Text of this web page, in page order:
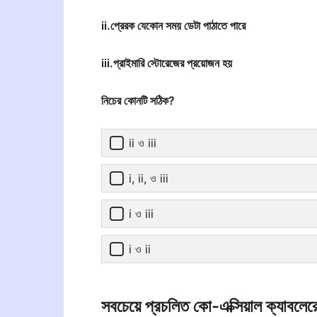
ii.প্রেরক যেকোন সময় ডেটা পাঠাতে পারে
iii.প্রাইমারি স্টোরেজের প্রয়োজন হয়
নিচের কোনটি সঠিক?
ii ও iii
i, ii, ও iii
i ও iii
i ও ii
সবচেয়ে প্রচলিত কো-এক্সিয়াল